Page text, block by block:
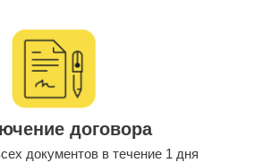
договора
документов в течение 1 дня